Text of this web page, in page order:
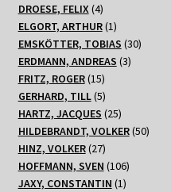
DROESE, FELIX 44
Produkte
ELGORT, ARTHUR 11
Produkt
EMSKÖTTER, TOBIAS 3030
ERDMANN, ANDREAS 33
FRITZ, ROGER 1515
Produkte
GERHARD, TILL 55
Produkte
HARTZ, JACQUES 2525
Produkte
HILDEBRANDT, VOLKER 5050
HINZ, VOLKER 2727
Produkte
HOFFMANN, SVEN 106106
Produkte
JAXY, CONSTANTIN 11